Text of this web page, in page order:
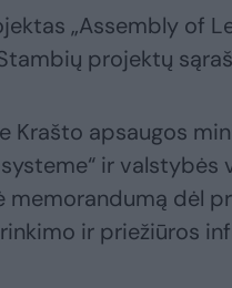
„Assembly of
projektų
Krašto apsaugos
ir valstybės
memorandumą dėl
ir priežiūros